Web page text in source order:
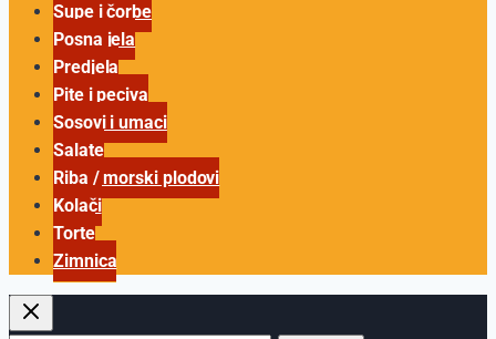
Supe i čorbe
Posna jela
Predjela
Pite i peciva
Sosovi i umaci
Salate
Riba / morski plodovi
Kolači
Torte
Zimnica